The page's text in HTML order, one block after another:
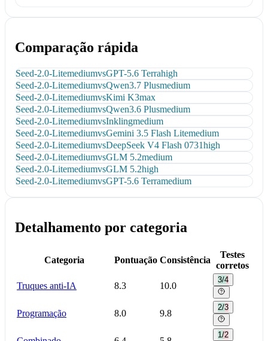
Comparação rápida
Seed-2.0-LitemediumvsGPT-5.6 Terrahigh
Seed-2.0-LitemediumvsQwen3.7 Plusmedium
Seed-2.0-LitemediumvsKimi K3max
Seed-2.0-LitemediumvsQwen3.6 Plusmedium
Seed-2.0-LitemediumvsInklingmedium
Seed-2.0-LitemediumvsGemini 3.5 Flash Litemedium
Seed-2.0-LitemediumvsDeepSeek V4 Flash 0731high
Seed-2.0-LitemediumvsGLM 5.2medium
Seed-2.0-LitemediumvsGLM 5.2high
Seed-2.0-LitemediumvsGPT-5.6 Terramedium
Detalhamento por categoria
Categoria Pontuação Consistência
Testes
corretos
Truques anti-IA
8.3 10.0
3/4
Programação 8.0 9.8
2/3
1/2